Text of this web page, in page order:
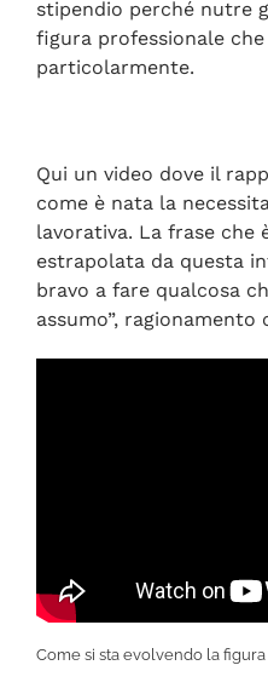
stipendio perché nutre
figura professionale
particolarmente.
Qui un video dove il
come è nata la
lavorativa. La frase che
estrapolata da questa
bravo a fare qualcosa
assumo”, ragionamento
Come si sta evolvendo la